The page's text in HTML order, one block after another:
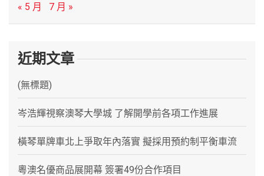
« 5 月
7 月 »
近期文章
(無標題)
岑浩輝視察澳琴大學城 了解開學前各項工作進展
橫琴單牌車北上爭取年內落實 擬採用預約制平衡車流
粵澳名優商品展開幕 簽署49份合作項目